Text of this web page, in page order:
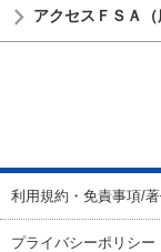
アクセスＦＳＡ（
利用規約・免責事項/
プライバシーポリシー